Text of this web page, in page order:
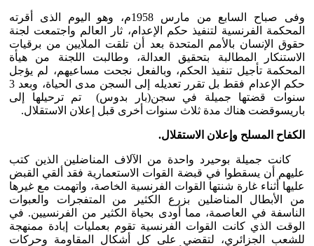
وفى صباح السابع من مارس 1958م، وهو اليوم الذى أقرته
المحكمة الفرنسية لتنفيذ حكم الإعدام، ثار العالم واجتمعت لجنة
حقوق الإنسان بالأمم المتحدة بعد أن تلقت الملايين من برقيات
الاستنكار المطالبة بتحقيق العدالة، وطالبت اللجنة من هيأة
المحكمة تأجيل تنفيذ الحكم، وبالفعل نجحت مساعيهم، لم يؤجل
حكم الإعدام فقط بل تقرر تعديله إلى السجن مدى الحياة، وبعد 3
سنوات قضتها جميلة في سجن(بار بدوس) تم ترحيلها إلى
باريسوقضت هناك مدة ثلاث سنوات أخرى قبل إعلان الاستقلال.
الكفاح المسلح وإعلان الاستقلال.
كانت جميلة بوحيرد واحدة من الآلاف المناضلين الذين كتب
عليهم أن يسقطوا في قبضة القوات الاستعمارية فقد ألقي القبض
عليها أثناء غارة شنتها القوات الفرنسية الخاصة، واتهمت مع غيرها
من الأبطال المناضلين بزرع الكثير من المتفجرات والعبوات
الناسفة في العاصمة، مما أودى بحياة الكثير من الفرنسيين. في
الوقت الذي كانت القوات الفرنسية تقوم بعمليات إبادة ممنهجة
للشعب الجزائري، لتقضي على كل أشكال المقاومة وحركات